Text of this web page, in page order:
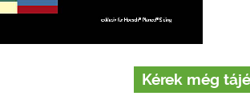
Kérek még